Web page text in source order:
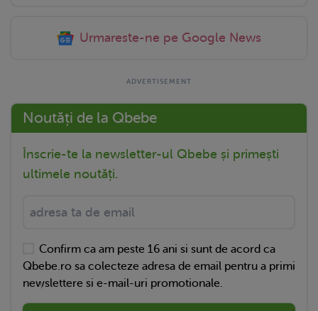
Urmareste-ne pe Google News
Noutăți de la Qbebe
Înscrie-te la newsletter-ul Qbebe și primești
ultimele noutăți.
Confirm ca am peste 16 ani si sunt de acord ca
Qbebe.ro sa colecteze adresa de email pentru a primi
newslettere si e-mail-uri promotionale.